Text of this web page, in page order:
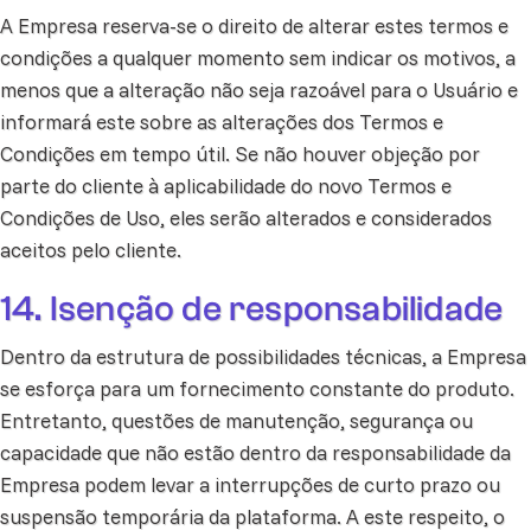
A Empresa reserva-se o direito de alterar estes termos e
condições a qualquer momento sem indicar os motivos, a
menos que a alteração não seja razoável para o Usuário e
informará este sobre as alterações dos Termos e
Condições em tempo útil. Se não houver objeção por
parte do cliente à aplicabilidade do novo Termos e
Condições de Uso, eles serão alterados e considerados
aceitos pelo cliente.
14. Isenção de responsabilidade
Dentro da estrutura de possibilidades técnicas, a Empresa
se esforça para um fornecimento constante do produto.
Entretanto, questões de manutenção, segurança ou
capacidade que não estão dentro da responsabilidade da
Empresa podem levar a interrupções de curto prazo ou
suspensão temporária da plataforma. A este respeito, o